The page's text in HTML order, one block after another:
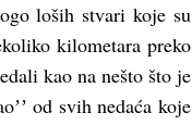
loših stvari koje su
kilometara preko
kao na nešto što je
od svih nedaća koje